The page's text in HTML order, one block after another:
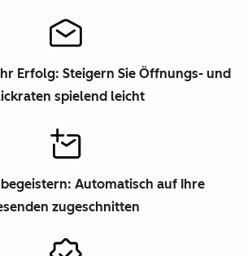
Erfolg: Steigern Sie Öffnungs- und
spielend leicht
begeistern: Automatisch auf Ihre
zugeschnitten